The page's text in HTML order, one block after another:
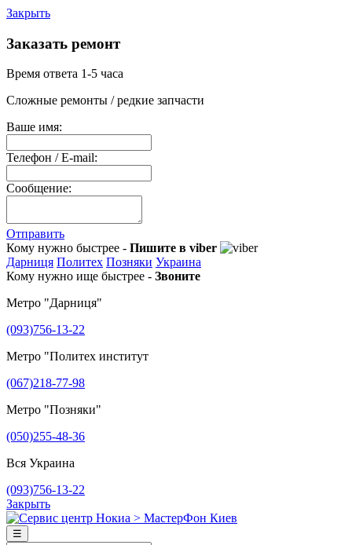
Закрыть
Заказать ремонт
Время ответа 1-5 часа
Сложные ремонты / редкие запчасти
Ваше имя:
Телефон / E-mail:
Сообщение:
Отправить
Кому нужно быстрее - Пишите в viber
Дарниця Политех Позняки Украина
Кому нужно ище быстрее - Звоните
Метро "Дарниця"
(093)756-13-22
Метро "Политех институт
(067)218-77-98
Метро "Позняки"
(050)255-48-36
Вся Украина
(093)756-13-22
Закрыть
☰